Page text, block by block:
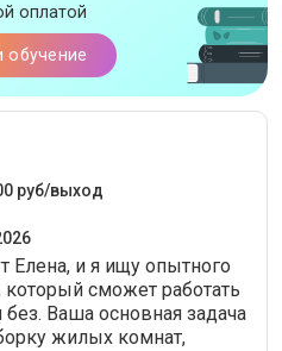
оплатой
обучение
руб/выход
Елена, и я ищу опытного
сможет работать
Ваша основная задача
жилых комнат,